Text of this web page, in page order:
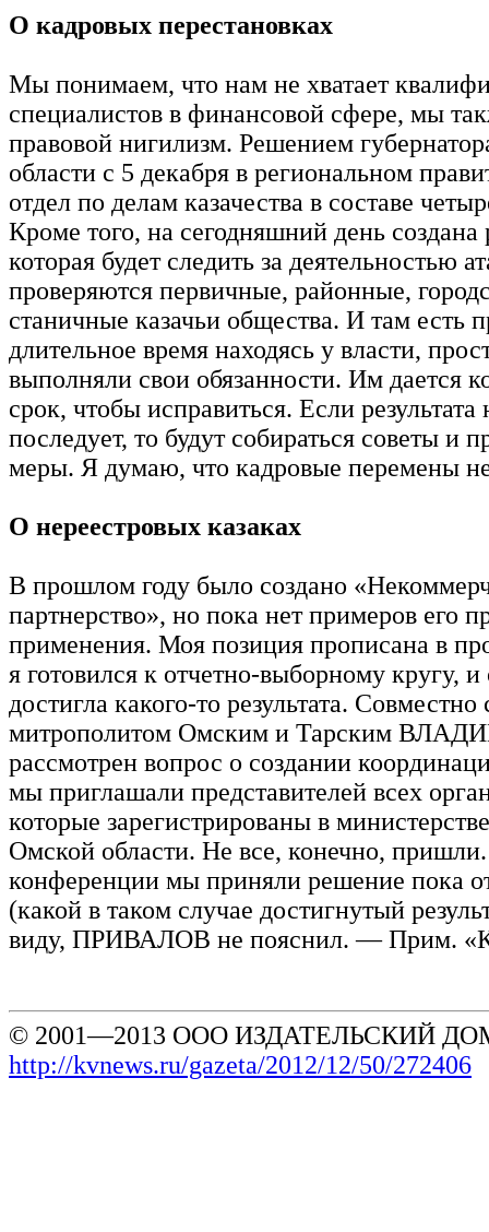
О кадровых перестановках
Мы понимаем, что нам не хватает
специалистов в финансовой сфере, мы
правовой нигилизм. Решением
области с 5 декабря в региональном
отдел по делам казачества в составе
Кроме того, на сегодняшний день создана
которая будет следить за деятельностью
проверяются первичные, районные,
станичные казачьи общества. И там есть
длительное время находясь у власти,
выполняли свои обязанности. Им дается
срок, чтобы исправиться. Если результата
последует, то будут собираться советы и
меры. Я думаю, что кадровые перемены
О нереестровых казаках
В прошлом году было создано
партнерство», но пока нет примеров его
применения. Моя позиция прописана в
я готовился к отчетно-выборному кругу,
достигла какого-то результата. Совместно
митрополитом Омским и Тарским
рассмотрен вопрос о создании
мы приглашали представителей всех
которые зарегистрированы в
Омской области. Не все, конечно,
конференции мы приняли решение пока
(какой в таком случае достигнутый
виду, ПРИВАЛОВ не пояснил. — Прим.
© 2001—2013 ООО ИЗДАТЕЛЬСКИЙ
http://kvnews.ru/gazeta/2012/12/50/272406